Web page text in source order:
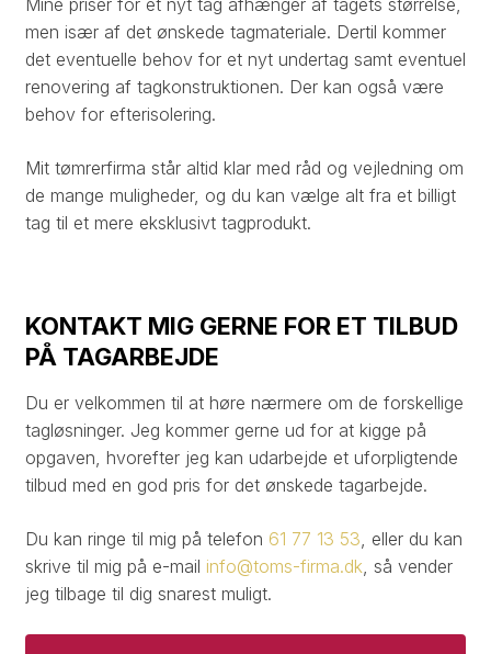
men især af det ønskede tagmateriale. Dertil kommer
det eventuelle behov for et nyt undertag samt eventuel
renovering af tagkonstruktionen. Der kan også være
behov for efterisolering. ​
Mit tømrerfirma står altid klar med råd og vejledning om
de mange muligheder, og du kan vælge alt fra et billigt
tag til et mere eksklusivt tagprodukt.
KONTAKT MIG GERNE FOR ET TILBUD
PÅ TAGARBEJDE
Du er velkommen til at høre nærmere om de forskellige
tagløsninger. Jeg kommer gerne ud for at kigge på
opgaven, hvorefter jeg kan udarbejde et uforpligtende
tilbud med en god pris for det ønskede tagarbejde.​
Du kan ringe til mig på telefon 61 77 13 53, eller du kan
skrive til mig på e-mail info@toms-firma.dk, så vender
jeg tilbage til dig snarest muligt.